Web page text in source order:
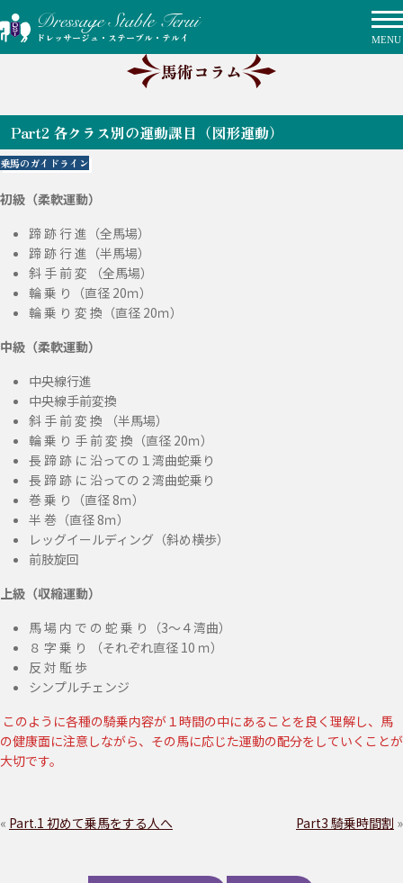
ドレッサージュ・ステーブル・テルイ
馬術コラム
Part2 各クラス別の運動課目（図形運動）
乗馬のガイドライン
初級（柔軟運動）
蹄 跡 行 進（全馬場）
蹄 跡 行 進（半馬場）
斜 手 前 変 （全馬場）
輪 乗 り（直径 20ｍ）
輪 乗 り 変 換（直径 20ｍ）
中級（柔軟運動）
中央線行進
中央線手前変換
斜 手 前 変 換 （半馬場）
輪 乗 り 手 前 変 換（直径 20ｍ）
長 蹄 跡 に 沿っての１湾曲蛇乗り
長 蹄 跡 に 沿っての２湾曲蛇乗り
巻 乗 り（直径 8ｍ）
半 巻（直径 8ｍ）
レッグイールディング（斜め横歩）
前肢旋回
上級（収縮運動）
馬 場 内 で の 蛇 乗 り（3～４湾曲）
８ 字 乗 り （それぞれ直径 10 ｍ）
反 対 駈 歩
シンプルチェンジ
このように各種の騎乗内容が１時間の中にあることを良く理解し、馬
の健康面に注意しながら、その馬に応じた運動の配分をしていくことが
大切です。
« Part.1 初めて乗馬をする人へ Part3 騎乗時間割 »